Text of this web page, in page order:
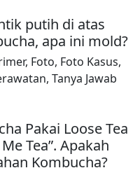
putih di atas
apa ini mold?
, Foto, Foto Kasus,
, Tanya Jawab
Pakai Loose Tea
Tea”. Apakah
Kombucha?